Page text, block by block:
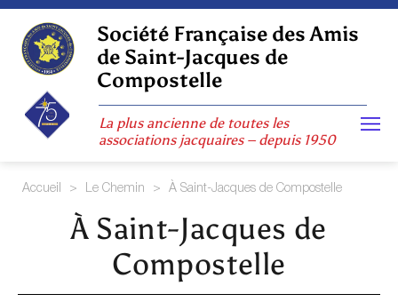
Skip
content
Société Française des Amis
de Saint-Jacques de
Compostelle
La plus ancienne de toutes les
associations jacquaires – depuis 1950
Accueil > Le Chemin > À Saint-Jacques de Compostelle
À Saint-Jacques de
Compostelle